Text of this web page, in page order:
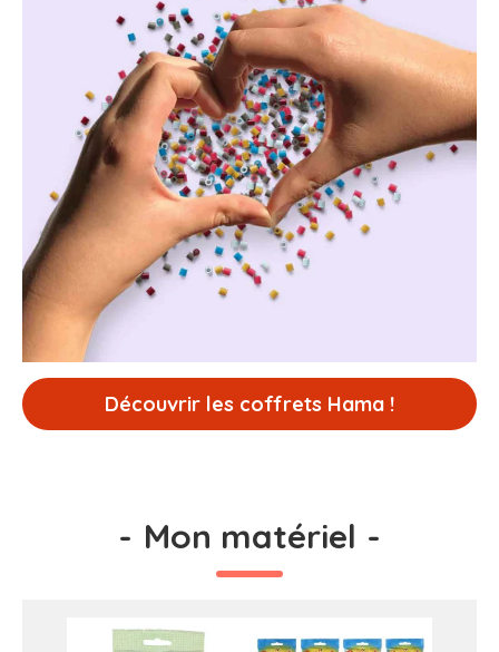
Découvrir les coffrets Hama !
- Mon matériel -